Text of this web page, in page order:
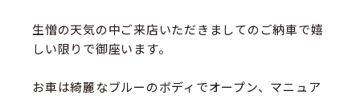
生憎の天気の中ご来店いただきましてのご納車で嬉
しい限りで御座います。
お車は綺麗なブルーのボディでオープン、マニュア